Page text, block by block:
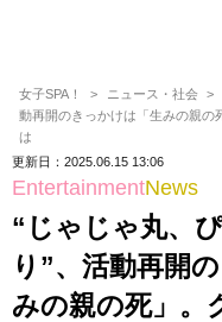
女子SPA！ ニュース・社会
動再開のきっかけは「生みの親の
は
更新日：2025.06.15 13:06
EntertainmentNews
“じゃじゃ丸、
り”、活動再開
みの親の死」。